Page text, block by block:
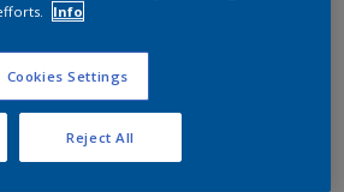
djup grå kulör som har en del
den mer komplex och interessant
Info
Cookies Settings
Reject All